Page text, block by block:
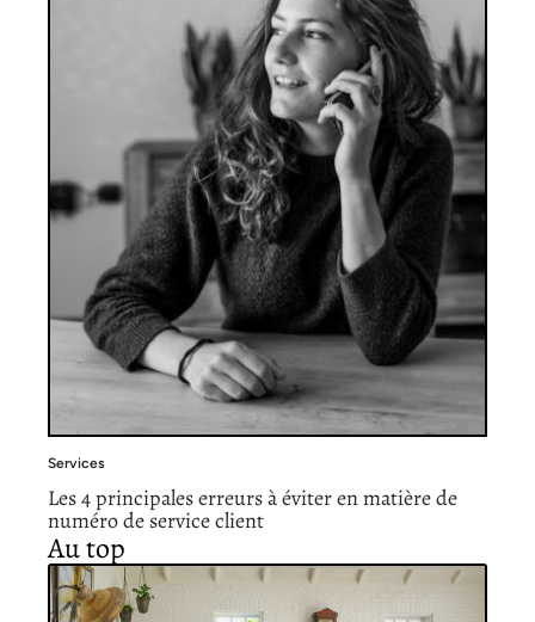
Services
Les 4 principales erreurs à éviter en matière de
numéro de service client
Au top